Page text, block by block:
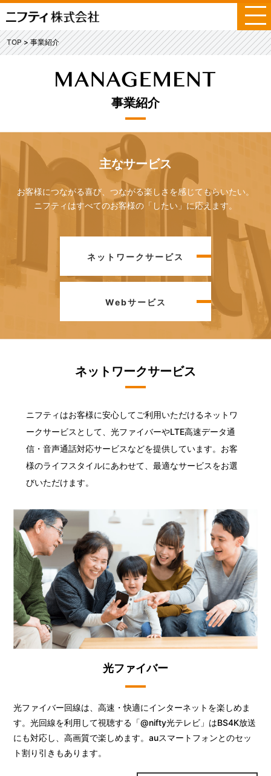
メ
ニ
ュ
ー
TOP 事業紹介
事業紹介
主なサービス
お客様につながる喜び、つながる楽しさを感じてもらいたい。
ニフティはすべてのお客様の「したい」に応えます。
ネットワークサービス
Webサービス
ネットワークサービス
ニフティはお客様に安心してご利用いただけるネットワ
ークサービスとして、光ファイバーやLTE高速データ通
信・音声通話対応サービスなどを提供しています。お客
様のライフスタイルにあわせて、最適なサービスをお選
びいただけます。
光ファイバー
光ファイバー回線は、高速・快適にインターネットを楽しめま
す。光回線を利用して視聴する「@nifty光テレビ」はBS4K放送
にも対応し、高画質で楽しめます。auスマートフォンとのセッ
ト割り引きもあります。